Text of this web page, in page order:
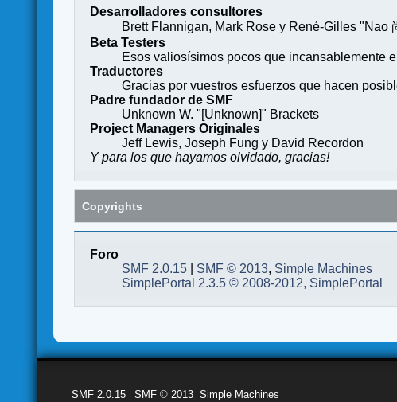
Desarrolladores consultores
Brett Flannigan, Mark Rose y René-Gilles "Nao
Beta Testers
Esos valiosísimos pocos que incansablemente
Traductores
Gracias por vuestros esfuerzos que hacen
Padre fundador de SMF
Unknown W. "[Unknown]" Brackets
Project Managers Originales
Jeff Lewis, Joseph Fung y David Recordon
Y para los que hayamos olvidado, gracias!
Copyrights
Foro
SMF 2.0.15
SMF © 2013, Simple Machines
SimplePortal 2.3.5 © 2008-2012, SimplePortal
SMF 2.0.15 |SMF © 2013 ,Simple Machines